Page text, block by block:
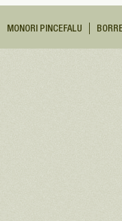
MONORI PINCEFALU